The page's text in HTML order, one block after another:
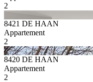
2
8421 DE HAAN
Appartement
2
8420 DE HAAN
Appartement
2